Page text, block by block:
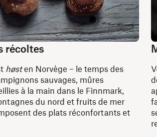
récoltes
høsten Norvège – le temps des
sauvages, mûres
à la main dans le Finnmark,
du nord et fruits de mer
des plats réconfortants et